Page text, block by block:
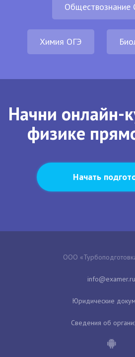
Обществознание
Химия ОГЭ
Начни онлайн-
физике
Начать
ООО
Юридические
Сведения об